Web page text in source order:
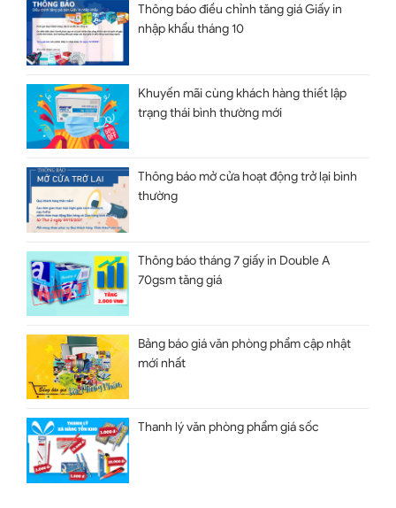
Thông báo điều chỉnh tăng giá Giấy in
nhập khẩu tháng 10
Khuyến mãi cùng khách hàng thiết lập
trạng thái bình thường mới
Thông báo mở cửa hoạt động trở lại bình
thường
Thông báo tháng 7 giấy in Double A
70gsm tăng giá
Bảng báo giá văn phòng phẩm cập nhật
mới nhất
Thanh lý văn phòng phẩm giá sốc